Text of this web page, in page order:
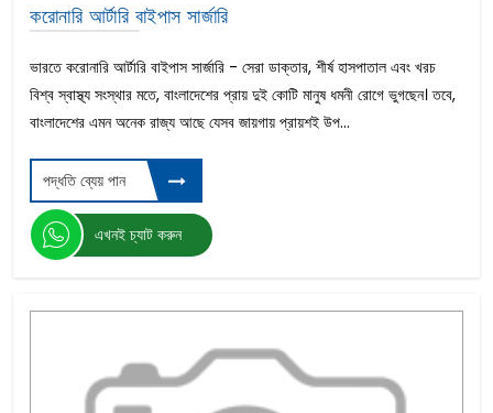
করোনারি আর্টারি বাইপাস সার্জারি
ভারতে করোনারি আর্টারি বাইপাস সার্জারি - সেরা ডাক্তার, শীর্ষ হাসপাতাল এবং খরচ
বিশ্ব স্বাস্থ্য সংস্থার মতে, বাংলাদেশের প্রায় দুই কোটি মানুষ ধমনী রোগে ভুগছেন। তবে,
বাংলাদেশের এমন অনেক রাজ্য আছে যেসব জায়গায় প্রায়শই উপ...
পদ্ধতি ব্যেয় পান
এখনই চ্যাট করুন